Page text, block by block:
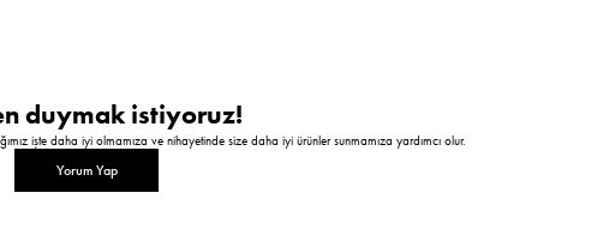
duymak istiyoruz!
işte daha iyi olmamıza ve nihayetinde size daha iyi ürünler sunmamıza yardımcı olur.
Yorum Yap